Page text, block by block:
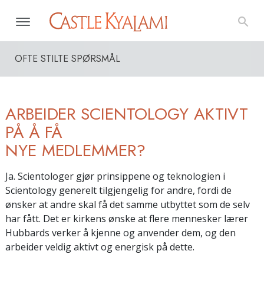
OFTE STILTE SPØRSMÅL
ARBEIDER SCIENTOLOGY AKTIVT
PÅ Å FÅ
NYE MEDLEMMER?
Ja. Scientologer gjør prinsippene og teknologien i
Scientology generelt tilgjengelig for andre, fordi de
ønsker at andre skal få det samme utbyttet som de selv
har fått. Det er kirkens ønske at flere mennesker lærer
Hubbards verker å kjenne og anvender dem, og den
arbeider veldig aktivt og energisk på dette.